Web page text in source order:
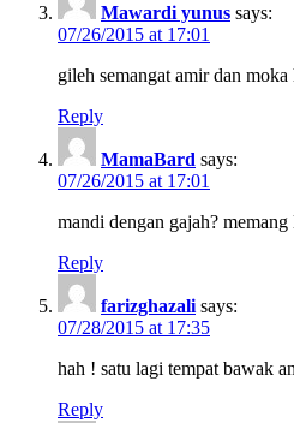
Mawardi yunus says:
07/26/2015 at 17:01
gileh semangat amir dan moka
Reply
MamaBard says:
07/26/2015 at 17:01
mandi dengan gajah?
Reply
farizghazali says:
07/28/2015 at 17:35
hah ! satu lagi tempat bawak
Reply